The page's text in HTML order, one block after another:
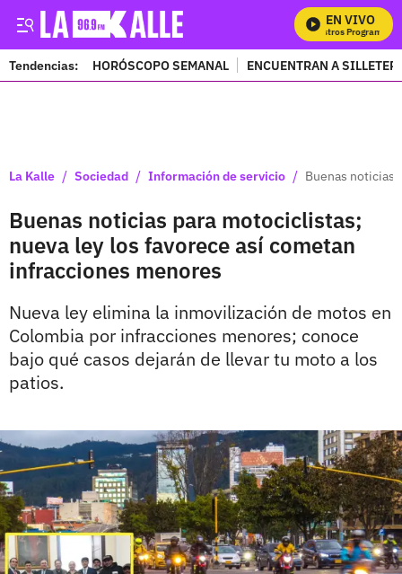
EN VIVO
Tendencias: HORÓSCOPO SEMANAL ENCUENTRAN A
La Kalle / Sociedad / Información de servicio / Buenas noticias
Buenas noticias para motociclistas;
nueva ley los favorece así cometan
infracciones menores
Nueva ley elimina la inmovilización de motos en
Colombia por infracciones menores; conoce
bajo qué casos dejarán de llevar tu moto a los
patios.